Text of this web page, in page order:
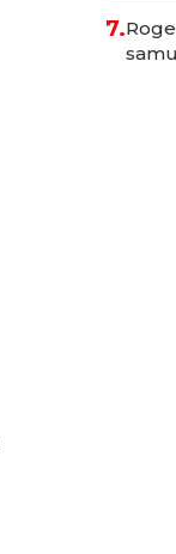
7.